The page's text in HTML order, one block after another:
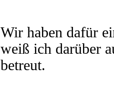
Wir haben dafür
weiß ich darüber
betreut.